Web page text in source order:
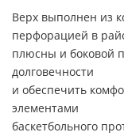
Верх выполнен из
перфорацией в
плюсны и боковой
долговечности
и обеспечить
элементами
баскетбольного